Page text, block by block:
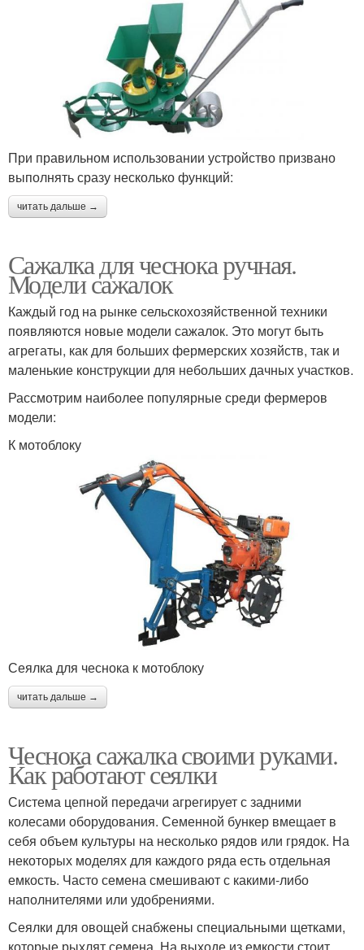
При правильном использовании устройство призвано
выполнять сразу несколько функций:
читать дальше →
Сажалка для чеснока ручная.
Модели сажалок
Каждый год на рынке сельскохозяйственной техники
появляются новые модели сажалок. Это могут быть
агрегаты, как для больших фермерских хозяйств, так и
маленькие конструкции для небольших дачных участков.
Рассмотрим наиболее популярные среди фермеров
модели:
К мотоблоку
Сеялка для чеснока к мотоблоку
читать дальше →
Чеснока сажалка своими руками.
Как работают сеялки
Система цепной передачи агрегирует с задними
колесами оборудования. Семенной бункер вмещает в
себя объем культуры на несколько рядов или грядок. На
некоторых моделях для каждого ряда есть отдельная
емкость. Часто семена смешивают с какими-либо
наполнителями или удобрениями.
Сеялки для овощей снабжены специальными щетками,